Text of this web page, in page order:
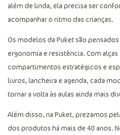
além de linda, ela precisa ser
acompanhar o ritmo das crianças.
Os modelos da Puket são
ergonomia e resistência. Com
compartimentos estratégicos e
livros, lancheira e agenda, cada
tornar a volta às aulas ainda mais
Além disso, na Puket, prezamos
dos produtos há mais de 40 anos.